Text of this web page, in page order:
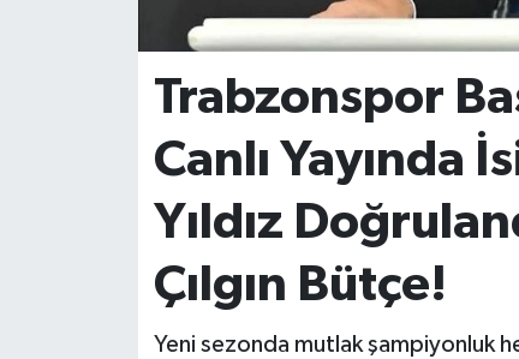
Trabzonspor
Canlı Yayında
Yıldız
Çılgın Bütçe!
Yeni sezonda mutlak şampiyonluk
KENT GÜNDEMİ
KÜLTÜR-SANAT
MAGAZİN